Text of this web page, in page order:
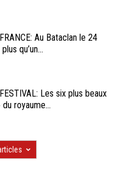
Au Bataclan le 24
qu’un...
Les six plus beaux
royaume...